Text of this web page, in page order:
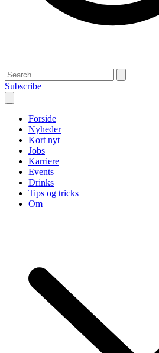
Subscribe
Forside
Nyheder
Kort nyt
Jobs
Karriere
Events
Drinks
Tips og tricks
Om